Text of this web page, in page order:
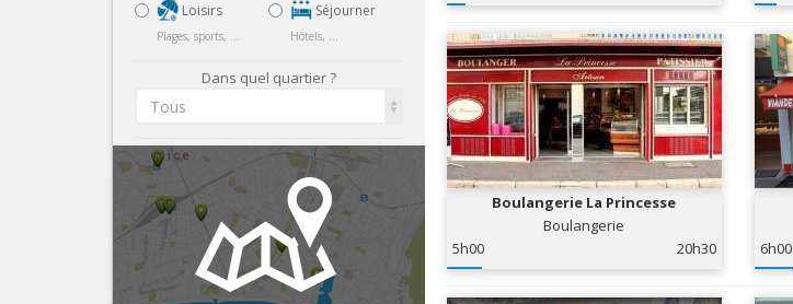
Loisirs
Plages, sports, ...
Séjourner
Hôtels, ...
Dans quel quartier ?
Tous
Boulangerie La Princesse
Boulangerie
5h00
20h30
6h00